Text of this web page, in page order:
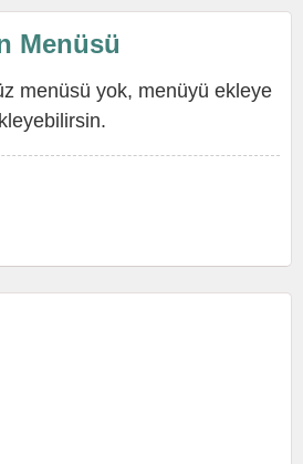
Menüsü
menüsü yok, menüyü ekleye